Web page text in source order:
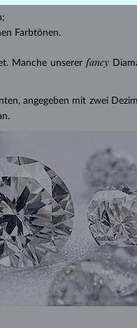
Farbtönen.
Manche unserer fancy
angegeben mit zwei